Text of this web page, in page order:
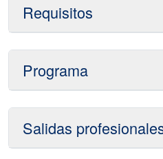
Requisitos
Programa
Salidas